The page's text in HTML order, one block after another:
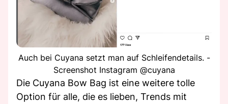
Auch bei Cuyana setzt man auf Schleifendetails. -
Screenshot Instagram @cuyana
Die Cuyana Bow Bag ist eine weitere tolle
Option für alle, die es lieben, Trends mit